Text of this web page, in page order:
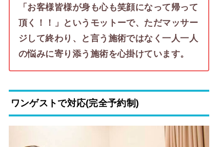
「お客様皆様が身も心も笑顔になって帰って
頂く！！」というモットーで、ただマッサー
ジして終わり、と言う施術ではなく一人一人
の悩みに寄り添う施術を心掛けています。
ワンゲストで対応(完全予約制)